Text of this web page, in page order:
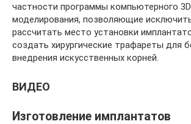
частности программы компьютерного 3D
моделирования, позволяющие
рассчитать место установки
создать хирургические трафареты для
внедрения искусственных корней.
ВИДЕО
Изготовление имплантатов